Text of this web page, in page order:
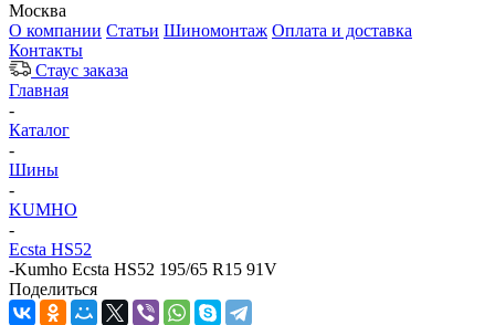
Москва
О компании Статьи Шиномонтаж Оплата и доставка
Контакты
Стаус заказа
Главная
-
Каталог
-
Шины
-
KUMHO
-
Ecsta HS52
-Kumho Ecsta HS52 195/65 R15 91V
Поделиться